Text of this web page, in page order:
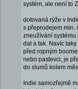
systém, ale není to
dotovaná rýže v
s přeprodejem min.
zneužívání
dat a tak. Navíc
před ropným
nebo pastevci, je
do slumů kolem
Indie samozřejmě